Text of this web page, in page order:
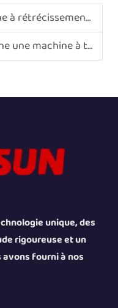
pour les produits de forme irrégulière
à tunnel de rétraction ?
unique, des
rigoureuse et un
fourni à nos